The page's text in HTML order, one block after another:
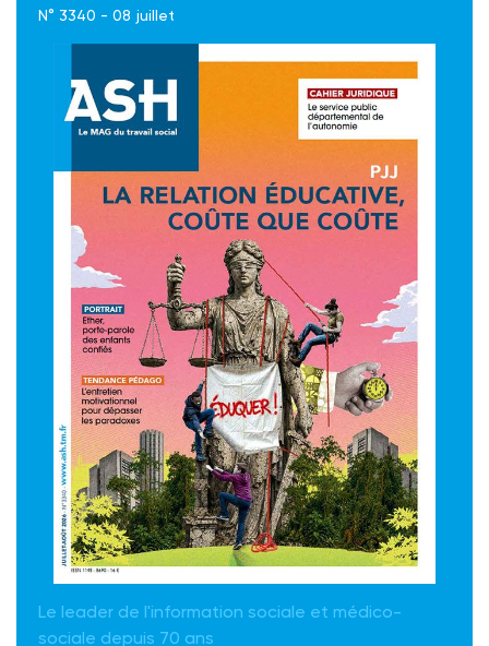
N° 3340 - 08 juillet
Le leader de l'information sociale et médico-
sociale depuis 70 ans